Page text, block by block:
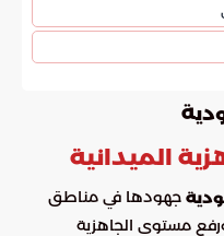
ة
الميدانية
جهودها في مناطق
مستوى الجاهزية